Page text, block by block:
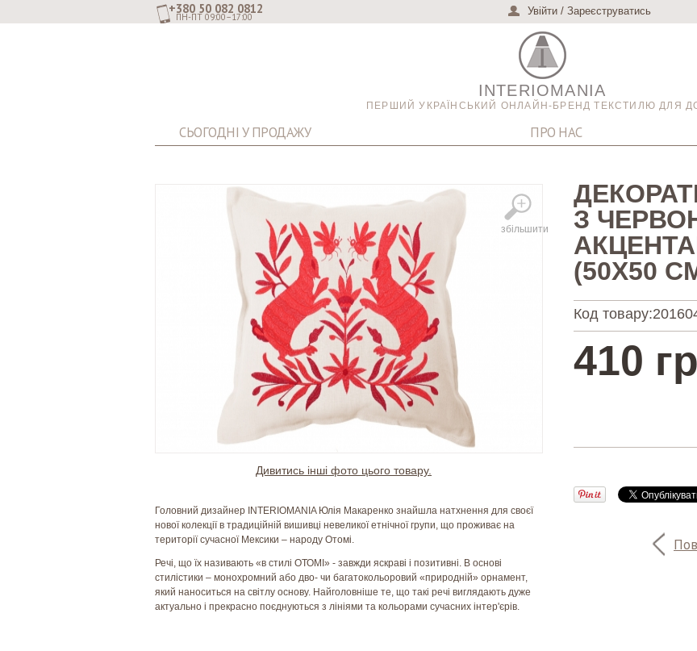
+380 50 082 0812
ПН-ПТ 09:00–17:00 Увійти / Зареєструватись
INTERIOMANIA
ПЕРШИЙ УКРАЇНСЬКИЙ ОНЛАЙН-БРЕНД ТЕКСТИЛЮ ДЛЯ
СЬОГОДНІ У ПРОДАЖУ ПРО НАС
збільшити
З
(50Х50
Код товару:
410
Дивитись інші фото цього товару.
Головний дизайнер INTERIOMANIA Юлія Макаренко знайшла натхнення для своєї
нової колекції в традиційній вишивці невеликої етнічної групи, що проживає на
території сучасної Мексики – народу Отомі.
Речі, що їх називають «в стилі ОТОМІ» - завжди яскраві і позитивні. В основі
стилістики – монохромний або дво- чи багатокольоровий «природній» орнамент,
який наноситься на світлу основу. Найголовніше те, що такі речі виглядають дуже
актуально і прекрасно поєднуються з лініями та кольорами сучасних інтер'єрів.